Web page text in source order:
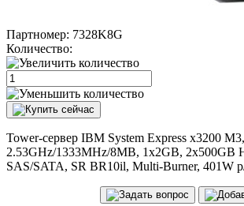
Партномер: 7328K8G
Количество:
Tower-сервер IBM System Express x3200
2.53GHz/1333MHz/8MB, 1x2GB, 2x500GB
SAS/SATA, SR BR10il, Multi-Burner, 401W